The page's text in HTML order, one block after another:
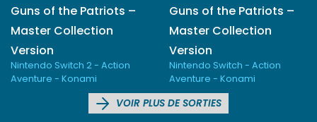
Guns of the Patriots –
Master Collection
Version
Nintendo Switch 2 - Action
Aventure - Konami
Guns of the Patriots –
Master Collection
Version
Nintendo Switch - Action
Aventure - Konami
VOIR PLUS DE SORTIES